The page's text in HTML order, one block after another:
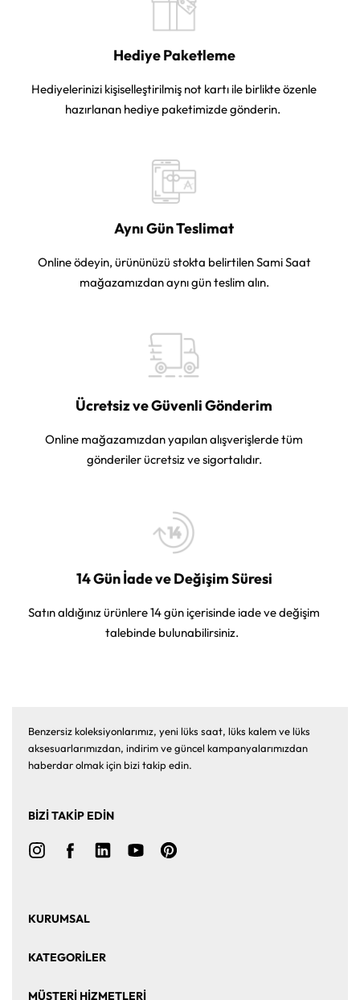
Hediye Paketleme
Hediyelerinizi kişiselleştirilmiş not kartı ile birlikte özenle
hazırlanan hediye paketimizde gönderin.
Aynı Gün Teslimat
Online ödeyin, ürününüzü stokta belirtilen Sami Saat
mağazamızdan aynı gün teslim alın.
Ücretsiz ve Güvenli Gönderim
Online mağazamızdan yapılan alışverişlerde tüm
gönderiler ücretsiz ve sigortalıdır.
14 Gün İade ve Değişim Süresi
Satın aldığınız ürünlere 14 gün içerisinde iade ve değişim
talebinde bulunabilirsiniz.
Benzersiz koleksiyonlarımız, yeni lüks saat, lüks kalem ve lüks
aksesuarlarımızdan, indirim ve güncel kampanyalarımızdan
haberdar olmak için bizi takip edin.
BİZİ TAKİP EDİN
KURUMSAL
KATEGORİLER
MÜŞTERİ HİZMETLERİ